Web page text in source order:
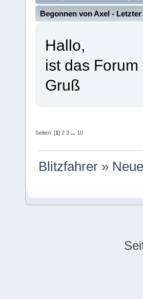
Begonnen vonAxel -
Hallo,
ist das
Gruß
Seiten: [1] 2 3 ... 10
Blitzfahrer »